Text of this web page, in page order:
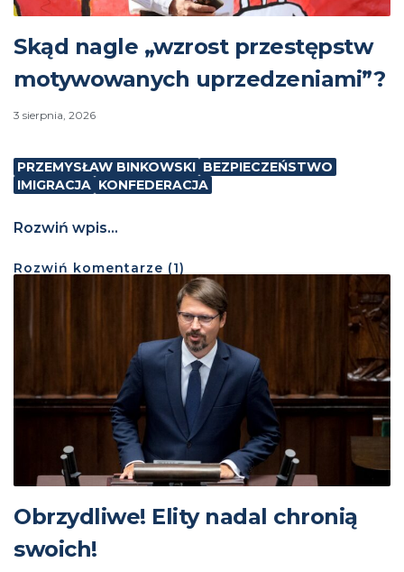
Skąd nagle „wzrost przestępstw
motywowanych uprzedzeniami”?
3 sierpnia, 2026
PRZEMYSŁAW BINKOWSKI BEZPIECZEŃSTWO
IMIGRACJA KONFEDERACJA
Rozwiń wpis...
Rozwiń komentarze (1)
Obrzydliwe! Elity nadal chronią
swoich!